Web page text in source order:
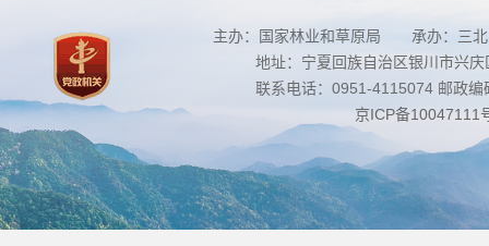
主办：国家林业和草原局 承办：三北
地址：宁夏回族自治区银川市兴
联系电话：0951-4115074 邮政
京ICP备10047111